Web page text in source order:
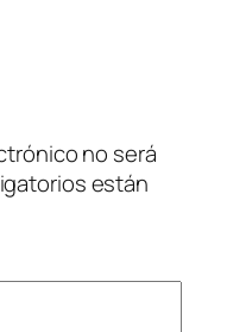
no será
están